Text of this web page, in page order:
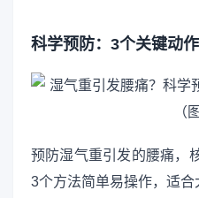
科学预防：3个关键动
预防湿气重引发的腰痛，
3个方法简单易操作，适合